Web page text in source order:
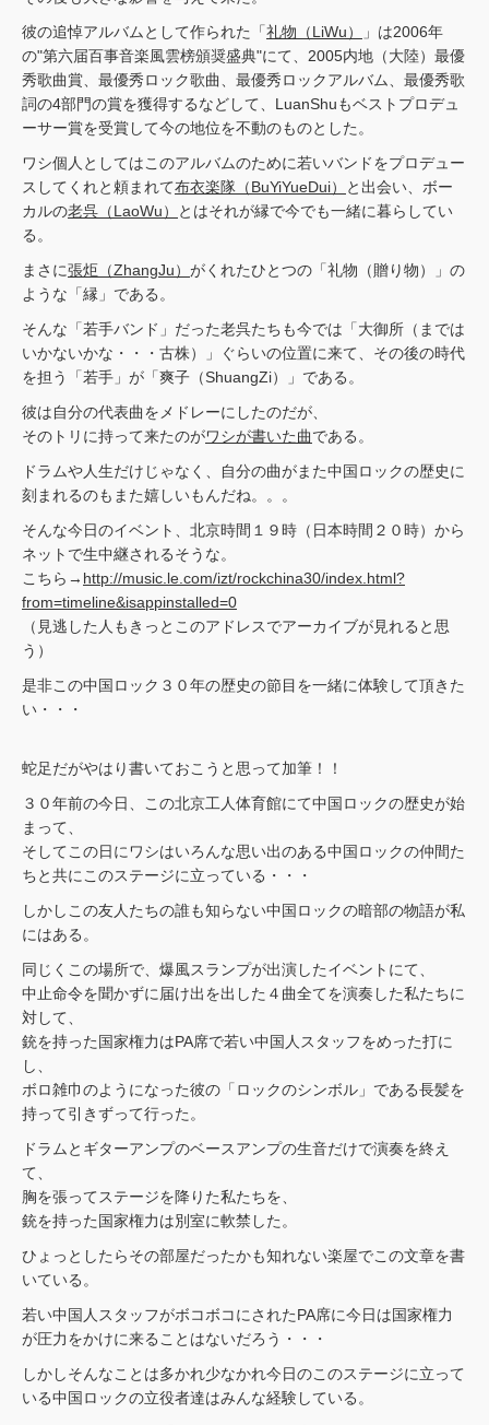
彼の追悼アルバムとして作られた「礼物（LiWu）
」は2006年
の"第六届百事音楽風雲榜頒奨盛典"にて、2005内地（大陸）最優
秀歌曲賞、最優秀ロック歌曲、最優秀ロックアルバム、最優秀歌
詞の4部門の賞を獲得するなどして、LuanShuもベストプロデュ
ーサー賞を受賞して今の地位を不動のものとした。
ワシ個人としてはこのアルバムのために若いバンドをプロデュー
スしてくれと頼まれて布衣楽隊（BuYiYueDui）
と出会い、ボー
カルの老呉（LaoWu）
とはそれが縁で今でも一緒に暮らしてい
る。
まさに張炬（ZhangJu） がくれたひとつの「礼物（贈り物）」の
ような「縁」である。
そんな「若手バンド」だった老呉たちも今では「大御所（までは
いかないかな・・・古株）」ぐらいの位置に来て、その後の時代
を担う「若手」が「爽子（ShuangZi）」である。
彼は自分の代表曲をメドレーにしたのだが、
そのトリに持って来たのがワシが書いた曲である。
ドラムや人生だけじゃなく、自分の曲がまた中国ロックの歴史に
刻まれるのもまた嬉しいもんだね。。。
そんな今日のイベント、北京時間１９時（日本時間２０時）から
ネットで生中継されるそうな。
こちら→ http://music.le.com/izt/rockchina30/index.html?
from=timeline&isappinstalled=0
（見逃した人もきっとこのアドレスでアーカイブが見れると思
う）
是非この中国ロック３０年の歴史の節目を一緒に体験して頂きた
い・・・
蛇足だがやはり書いておこうと思って加筆！！
３０年前の今日、この北京工人体育館にて中国ロックの歴史が始
まって、
そしてこの日にワシはいろんな思い出のある中国ロックの仲間た
ちと共にこのステージに立っている・・・
しかしこの友人たちの誰も知らない中国ロックの暗部の物語が私
にはある。
同じくこの場所で、爆風スランプが出演したイベントにて、
中止命令を聞かずに届け出を出した４曲全てを演奏した私たちに
対して、
銃を持った国家権力はPA席で若い中国人スタッフをめった打に
し、
ボロ雑巾のようになった彼の「ロックのシンボル」である長髪を
持って引きずって行った。
ドラムとギターアンプのベースアンプの生音だけで演奏を終え
て、
胸を張ってステージを降りた私たちを、
銃を持った国家権力は別室に軟禁した。
ひょっとしたらその部屋だったかも知れない楽屋でこの文章を書
いている。
若い中国人スタッフがボコボコにされたPA席に今日は国家権力
が圧力をかけに来ることはないだろう・・・
しかしそんなことは多かれ少なかれ今日のこのステージに立って
いる中国ロックの立役者達はみんな経験している。